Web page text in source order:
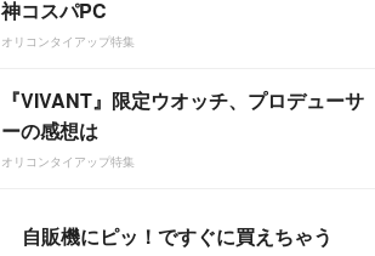
神コスパPC
オリコンタイアップ特集
『VIVANT』限定ウオッチ、プロデューサ
ーの感想は
オリコンタイアップ特集
自販機にピッ！ですぐに買えちゃう